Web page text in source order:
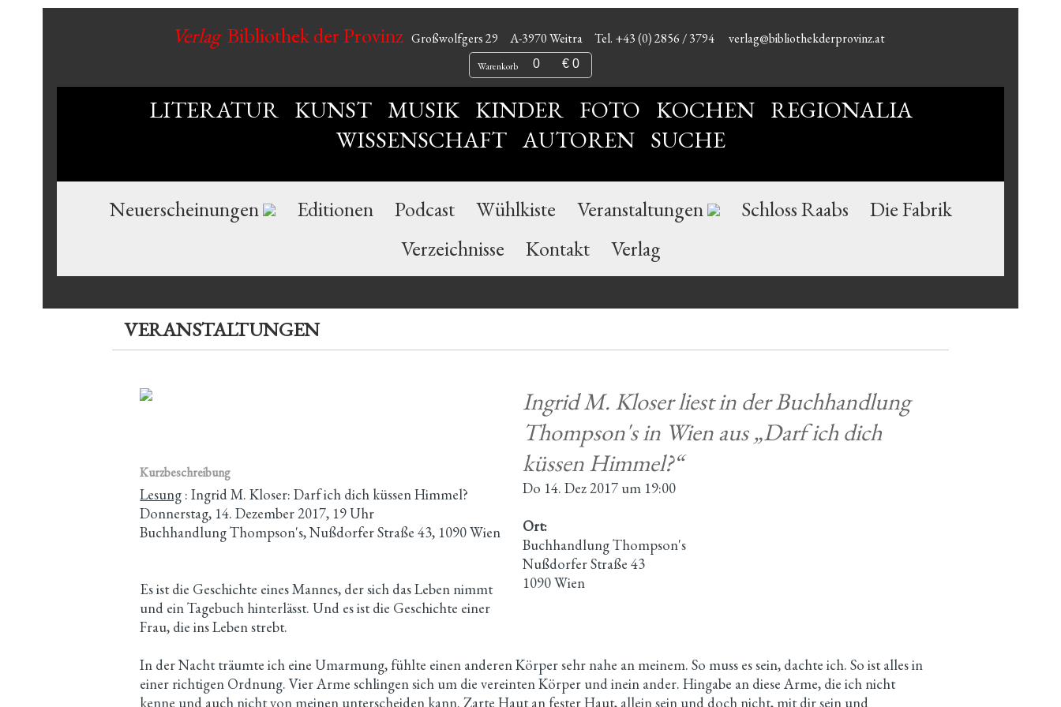
VerlagBibliothek der Provinz Großwolfgers 29 A-3970 Weitra Tel. +43 (0) 2856 / 3794 verlag@bibliothekderprovinz.at
Warenkorb 0 € 0
LITERATUR KUNST MUSIK KINDER FOTO KOCHEN REGIONALIA
WISSENSCHAFT AUTOREN SUCHE
Neuerscheinungen Editionen Podcast Wühlkiste Veranstaltungen Schloss Raabs
Die Fabrik
Verzeichnisse
Kontakt Verlag
VERANSTALTUNGEN
Ingrid M. Kloser liest in der Buchhandlung
Thompson's in Wien aus „Darf ich dich
küssen Himmel?“
Do 14. Dez 2017 um 19:00
Ort:
Buchhandlung Thompson's
Nußdorfer Straße 43
1090 Wien
Kurzbeschreibung
Lesung : Ingrid M. Kloser: Darf ich dich küssen Himmel?
Donnerstag, 14. Dezember 2017, 19 Uhr
Buchhandlung Thompson's, Nußdorfer Straße 43, 1090 Wien
Es ist die Geschichte eines Mannes, der sich das Leben nimmt
und ein Tagebuch hinterlässt. Und es ist die Geschichte einer
Frau, die ins Leben strebt.
In der Nacht träumte ich eine Umarmung, fühlte einen anderen Körper sehr nahe an meinem. So muss es sein, dachte ich. So ist alles in
einer richtigen Ordnung. Vier Arme schlingen sich um die vereinten Körper und inein ander. Hingabe an diese Arme, die ich nicht
kenne und auch nicht von meinen unterscheiden kann. Zarte Haut an fester Haut, allein sein und doch nicht, mit dir sein und